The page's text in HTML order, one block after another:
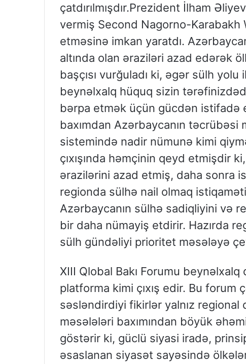
çatdırılmışdır.Prezident İlham
vermiş Second Nagorno-Karabakh
etməsinə imkan yaratdı.
altında olan əraziləri azad edərək
başçısı vurğuladı ki, əgər sülh
beynəlxalq hüquq sizin
bərpa etmək üçün gücdən istifadə
baxımdan Azərbaycanın
sistemində nadir nümunə kimi
çıxışında həmçinin qeyd etmişdir
ərazilərini azad etmiş, daha sonra
regionda sülhə nail olmaq
Azərbaycanın sülhə sadiqliyini və
bir daha nümayiş etdirir. Hazırda
sülh gündəliyi prioritet məsələyə
XIII Qlobal Bakı Forumu
platforma kimi çıxış edir. Bu
səsləndirdiyi fikirlər yalnız
məsələləri baxımından böyük
göstərir ki, güclü siyasi iradə,
əsaslanan siyasət sayəsində